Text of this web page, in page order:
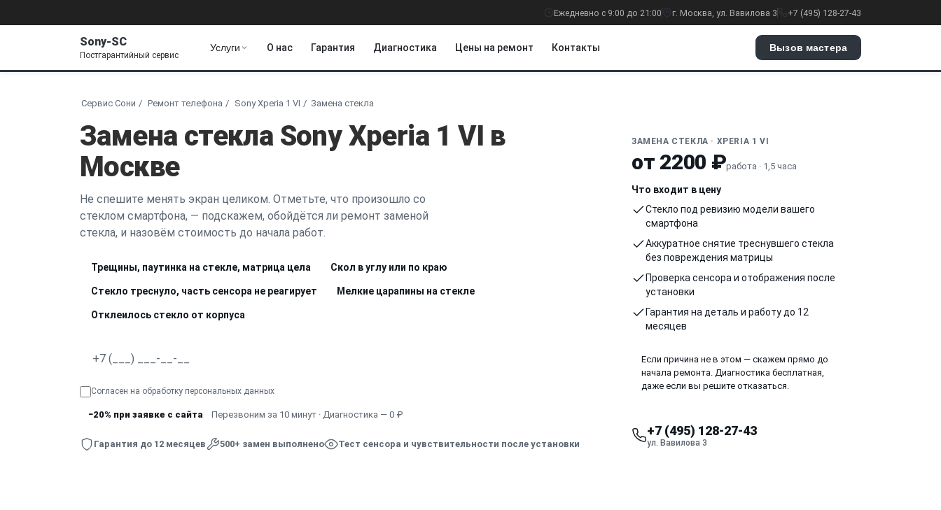
Ежедневно с 9:00 до 21:00 г. Москва, ул. Вавилова 3 +7 (495) 128-27-43
Sony-SC
Постгарантийный сервис
Услуги О нас Гарантия Диагностика Цены на ремонт Контакты Вызов мастера
Сервис Сони Ремонт телефона Sony Xperia 1 VI Замена стекла
Замена стекла Sony Xperia 1 VI в
Москве
Не спешите менять экран целиком. Отметьте, что произошло со
стеклом смартфона, — подскажем, обойдётся ли ремонт заменой
стекла, и назовём стоимость до начала работ.
Трещины, паутинка на стекле, матрица цела Скол в углу или по краю
Стекло треснуло, часть сенсора не реагирует Мелкие царапины на стекле
Отклеилось стекло от корпуса
Согласен на обработку персональных данных
−20% при заявке с сайта Перезвоним за 10 минут · Диагностика — 0 ₽
Гарантия до 12 месяцев 500+ замен выполнено Тест сенсора и чувствительности после установки
ЗАМЕНА СТЕКЛА · XPERIA 1 VI
от 2200 ₽работа · 1,5 часа
Что входит в цену
Стекло под ревизию модели вашего
смартфона
Аккуратное снятие треснувшего стекла
без повреждения матрицы
Проверка сенсора и отображения после
установки
Гарантия на деталь и работу до 12
месяцев
Если причина не в этом — скажем прямо до
начала ремонта. Диагностика бесплатная,
даже если вы решите отказаться.
+7 (495) 128-27-43
ул. Вавилова 3